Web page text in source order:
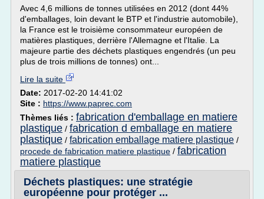
Avec 4,6 millions de tonnes utilisées en 2012 (dont 44%
d'emballages, loin devant le BTP et l'industrie automobile),
la France est le troisième consommateur européen de
matières plastiques, derrière l'Allemagne et l'Italie. La
majeure partie des déchets plastiques engendrés (un peu
plus de trois millions de tonnes) ont...
Lire la suite
Date: 2017-02-20 14:41:02
Site : https://www.paprec.com
Thèmes liés : fabrication d'emballage en matiere
plastique / fabrication d emballage en matiere
plastique / fabrication emballage matiere plastique /
procede de fabrication matiere plastique / fabrication
matiere plastique
Déchets plastiques: une stratégie
européenne pour protéger ...